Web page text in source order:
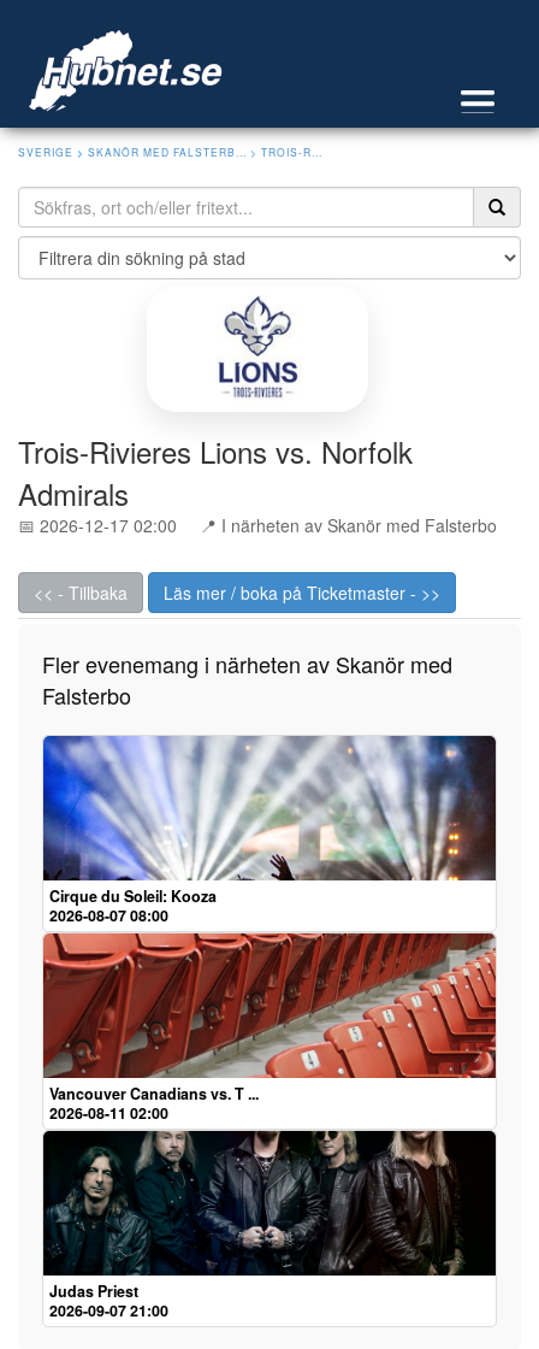
SVERIGE > SKANÖR MED FALSTERB... > TROIS-R...
Trois-Rivieres Lions vs. Norfolk
Admirals
📅 2026-12-17 02:00 📍 I närheten av Skanör med Falsterbo
<< - Tillbaka Läs mer / boka på Ticketmaster - >>
Fler evenemang i närheten av Skanör med
Falsterbo
Cirque du Soleil: Kooza
2026-08-07 08:00
Vancouver Canadians vs. T ...
2026-08-11 02:00
Judas Priest
2026-09-07 21:00